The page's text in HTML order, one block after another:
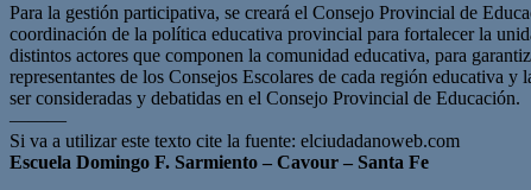
Para la gestión participativa, se creará el Consejo Provincial de
coordinación de la política educativa provincial para fortalecer la
distintos actores que componen la comunidad educativa, para
representantes de los Consejos Escolares de cada región educativa
ser consideradas y debatidas en el Consejo Provincial de Educación.
———
Si va a utilizar este texto cite la fuente: elciudadanoweb.com
Escuela Domingo F. Sarmiento – Cavour – Santa Fe